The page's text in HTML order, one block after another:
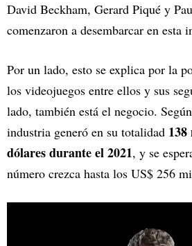
David Beckham, Gerard Piqué y
comenzaron a desembarcar en esta
Por un lado, esto se explica por la
los videojuegos entre ellos y sus
lado, también está el negocio.
industria generó en su totalidad
dólares durante el 2021, y se
número crezca hasta los US$ 256